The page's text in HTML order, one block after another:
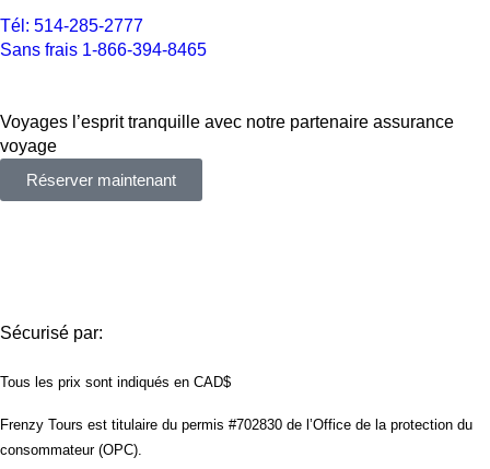
Tél: 514-285-2777
Sans frais 1-866-394-8465
Voyages l’esprit tranquille avec notre partenaire assurance
voyage
Réserver maintenant
Sécurisé par:
Tous les prix sont indiqués en CAD$
Frenzy Tours est titulaire du permis #702830 de l’Office de la protection du
consommateur (OPC).